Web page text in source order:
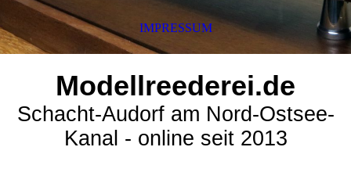
Modellreederei.de
Schacht-Audorf am Nord-Ostsee-
Kanal - online seit 2013
IMPRESSUM